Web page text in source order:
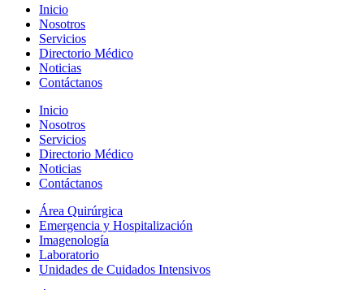
Inicio
Nosotros
Servicios
Directorio Médico
Noticias
Contáctanos
Inicio
Nosotros
Servicios
Directorio Médico
Noticias
Contáctanos
Área Quirúrgica
Emergencia y Hospitalización
Imagenología
Laboratorio
Unidades de Cuidados Intensivos